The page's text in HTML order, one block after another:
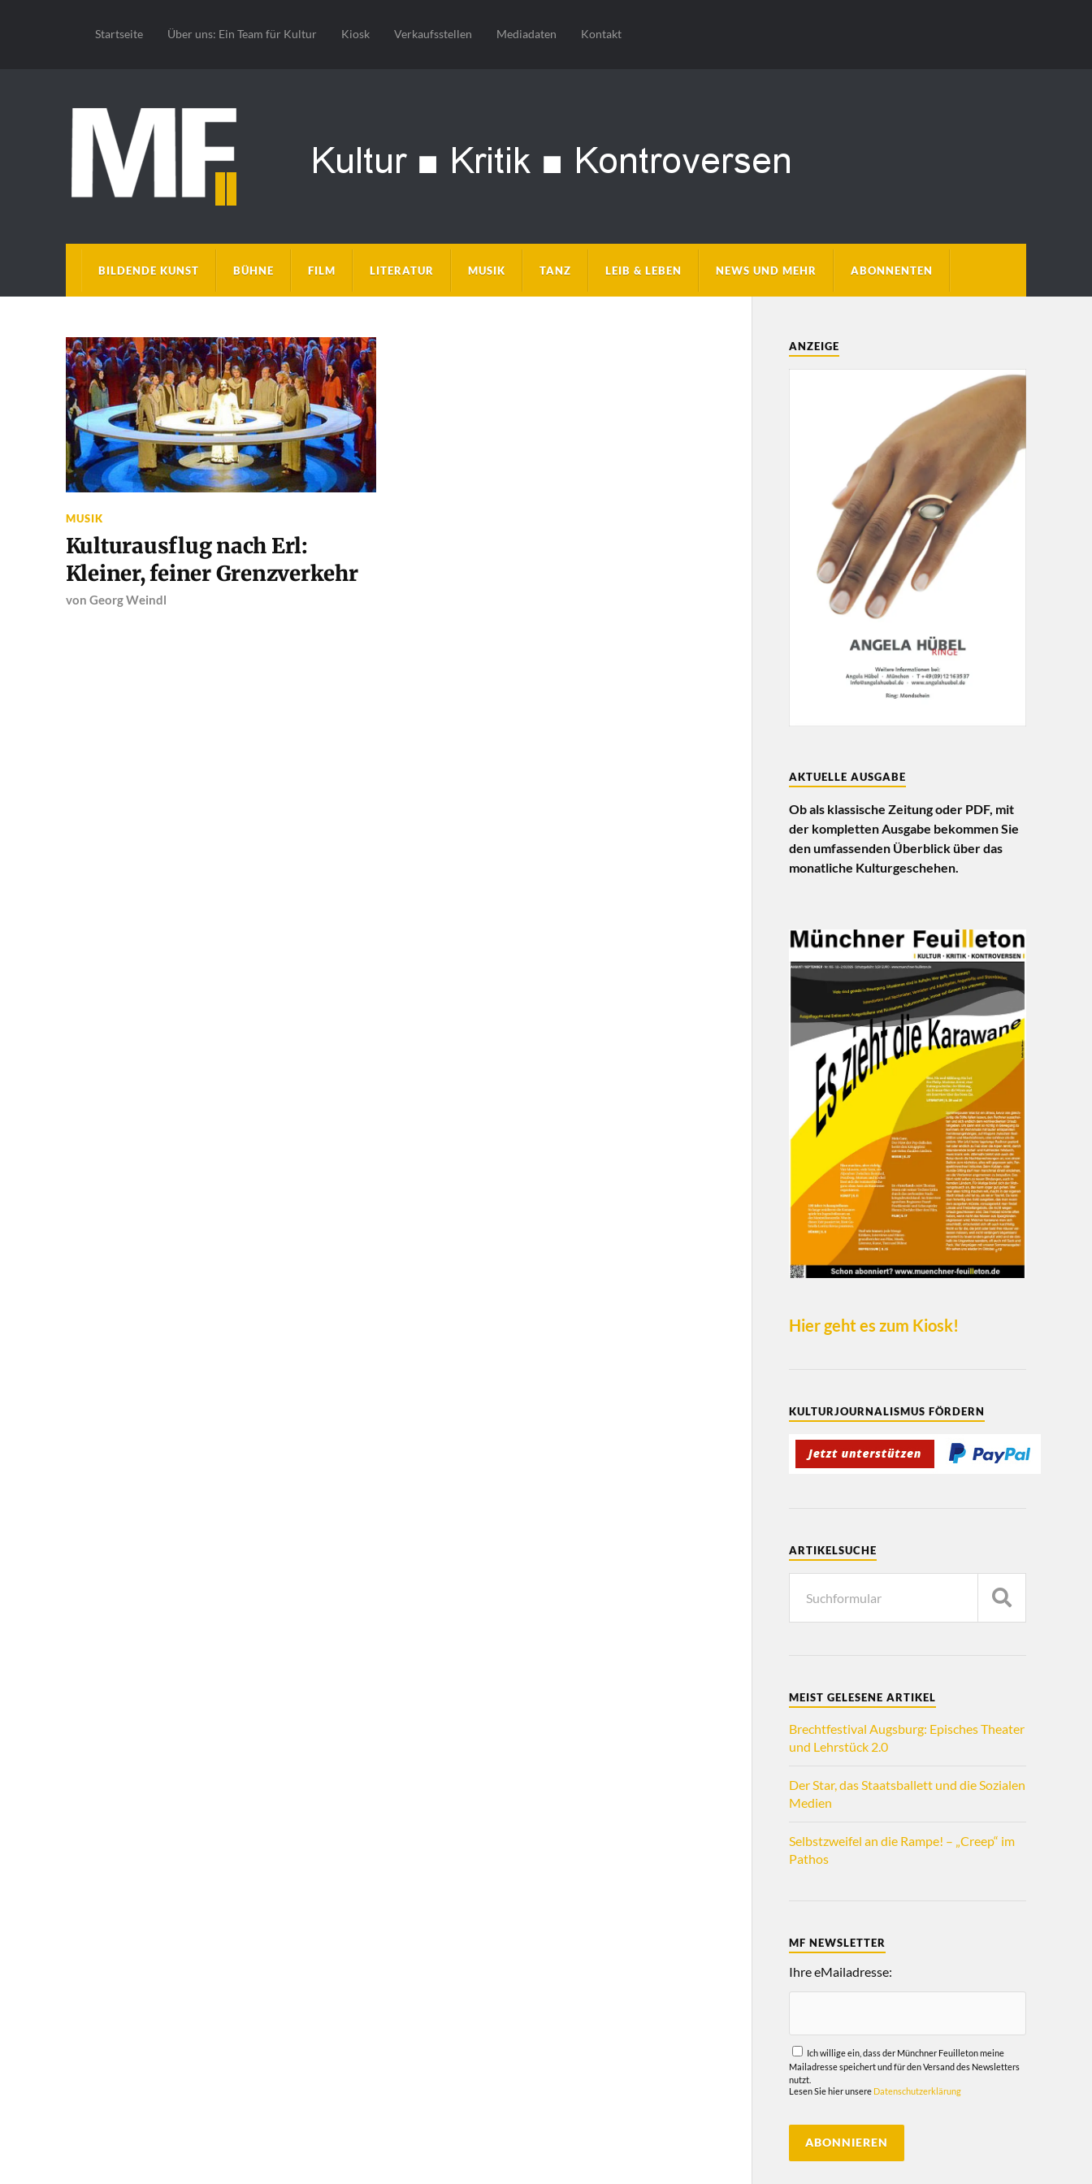
Startseite Über uns: Ein Team für Kultur Kiosk Verkaufsstellen Mediadaten Kontakt
BILDENDE KUNST BÜHNE FILM LITERATUR MUSIK TANZ LEIB & LEBEN NEWS UND MEHR ABONNENTEN
MUSIK
Kulturausflug nach Erl:
Kleiner, feiner Grenzverkehr
von Georg Weindl
ANZEIGE
AKTUELLE AUSGABE
Ob als klassische Zeitung oder PDF, mit
der kompletten Ausgabe bekommen Sie
den umfassenden Überblick über das
monatliche Kulturgeschehen.
Hier geht es zum Kiosk!
KULTURJOURNALISMUS FÖRDERN
ARTIKELSUCHE
MEIST GELESENE ARTIKEL
Brechtfestival Augsburg: Episches Theater
und Lehrstück 2.0
Der Star, das Staatsballett und die Sozialen
Medien
Selbstzweifel an die Rampe! – „Creep“ im
Pathos
MF NEWSLETTER
Ihre eMailadresse:
Ich willige ein, dass der Münchner Feuilleton meine
Mailadresse speichert und für den Versand des Newsletters
nutzt.
Lesen Sie hier unsere Datenschutzerklärung